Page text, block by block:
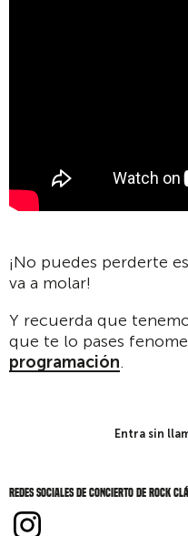
¡No puedes perderte
va a molar!
Y recuerda que
que te lo pases
programación.
Entra sin
Redes sociales de Concierto de rock